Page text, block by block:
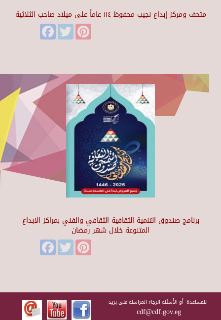
متحف ومركز إبداع نجيب محفوظ ١١٤ عاماً على ميلاد صاحب الثلاثية
FacebookTwitter
برنامج صندوق التنمية الثقافية الثقافي والفني بمراكز الابداع
المتنوعة خلال شهر رمضان
FacebookTwitter
للمساعدة أو الأسئلة الرجاء المراسلة على بريد
cdf@cdf.gov.eg